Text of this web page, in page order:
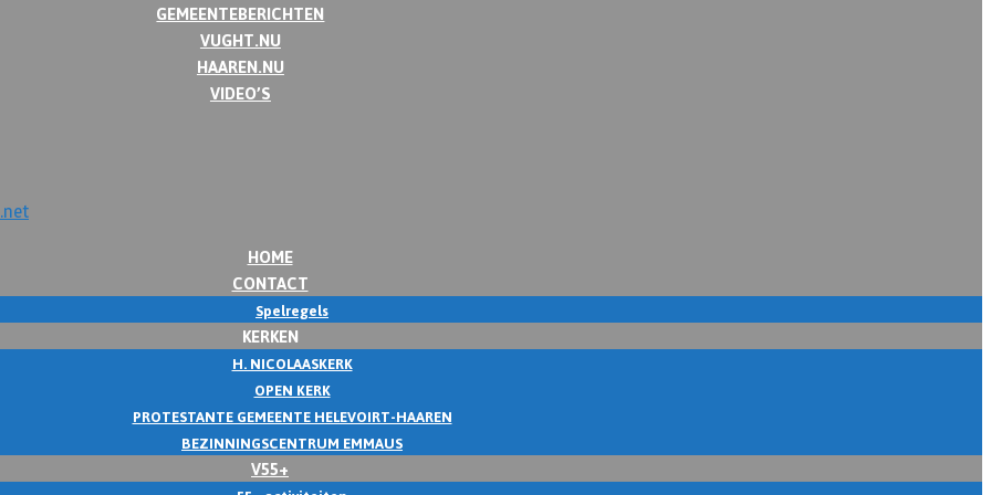
GEMEENTEBERICHTEN
VUGHT.NU
HAAREN.NU
VIDEO’S
HOME
CONTACT
Spelregels
KERKEN
H. NICOLAASKERK
OPEN KERK
PROTESTANTE GEMEENTE HELEVOIRT-HAAREN
BEZINNINGSCENTRUM EMMAUS
V55+